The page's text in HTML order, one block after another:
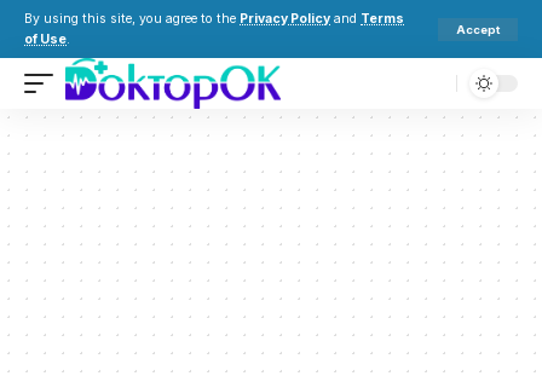
By using this site, you agree to the Privacy Policy and Terms
of Use.
Accept